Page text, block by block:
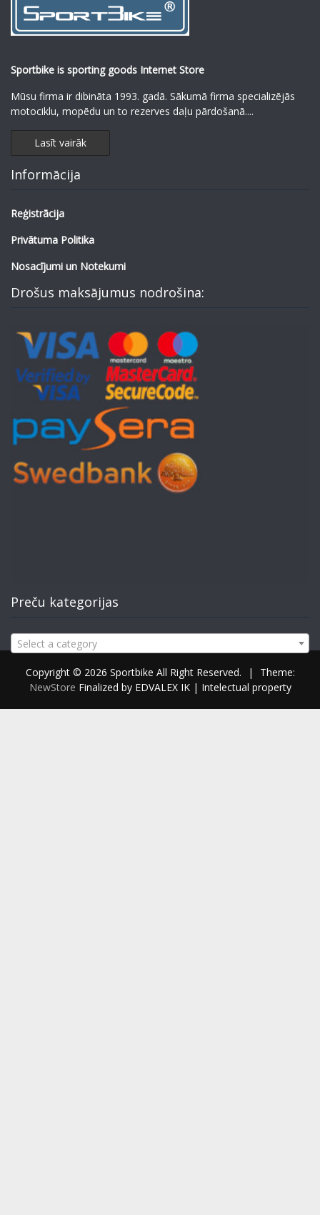
Sportbike is sporting goods Internet Store
Mūsu firma ir dibināta 1993. gadā. Sākumā firma specializējās
motociklu, mopēdu un to rezerves daļu pārdošanā....
Lasīt vairāk
Informācija
Reģistrācija
Privātuma Politika
Nosacījumi un Notekumi
Drošus maksājumus nodrošina:
Preču kategorijas
Select a category
Copyright © 2026 Sportbike All Right Reserved. |
Theme:
NewStore Finalized by EDVALEX IK | Intelectual property